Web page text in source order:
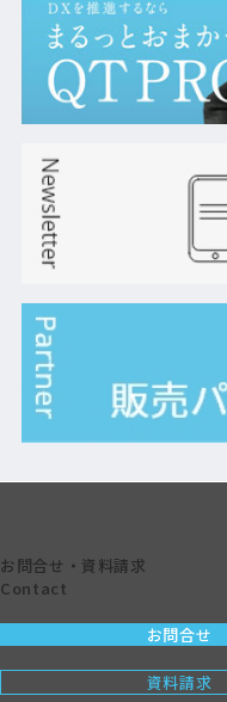
お問合せ・資料請求
Contact
お問合せ
資料請求